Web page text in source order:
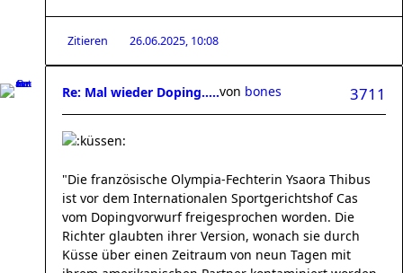
Zitieren 26.06.2025, 10:08
Re: Mal wieder Doping..... 3711
von bones
"Die französische Olympia-Fechterin Ysaora Thibus
ist vor dem Internationalen Sportgerichtshof Cas
vom Dopingvorwurf freigesprochen worden. Die
Richter glaubten ihrer Version, wonach sie durch
Küsse über einen Zeitraum von neun Tagen mit